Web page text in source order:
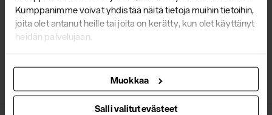
Kumppanimme voivat yhdistää näitä tietoja muihin tietoihin,
joita olet antanut heille tai joita on kerätty, kun olet käyttänyt
heidän palvelujaan.
Muokkaa
Salli valitut evästeet
Lue lisää